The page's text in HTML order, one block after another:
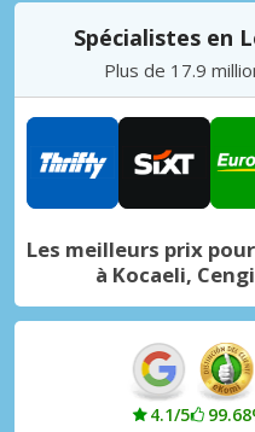
Spécialistes en
Plus de 17.9
Les meilleurs prix
à Kocaeli,
4.1/5